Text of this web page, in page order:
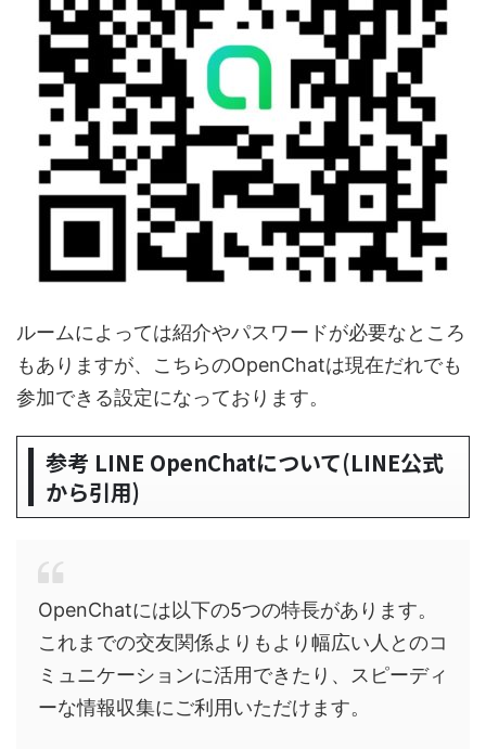
ルームによっては紹介やパスワードが必要なところ
もありますが、こちらのOpenChatは現在だれでも
参加できる設定になっております。
参考 LINE OpenChatについて(LINE公式
から引用)
OpenChatには以下の5つの特長があります。
これまでの交友関係よりもより幅広い人とのコ
ミュニケーションに活用できたり、スピーディ
ーな情報収集にご利用いただけます。